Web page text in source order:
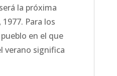
la próxima
Para los
en el que
verano significa